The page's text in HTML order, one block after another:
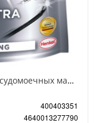
Somat All in 1 Extra Таблетки для посудомоечных машин 45 шт 810 гр
400403351
4640013277790